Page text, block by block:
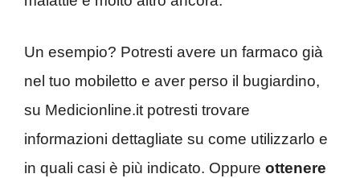
Un esempio? Potresti avere un farmaco già
nel tuo mobiletto e aver perso il bugiardino,
su Medicionline.it potresti trovare
informazioni dettagliate su come utilizzarlo e
in quali casi è più indicato. Oppure ottenere